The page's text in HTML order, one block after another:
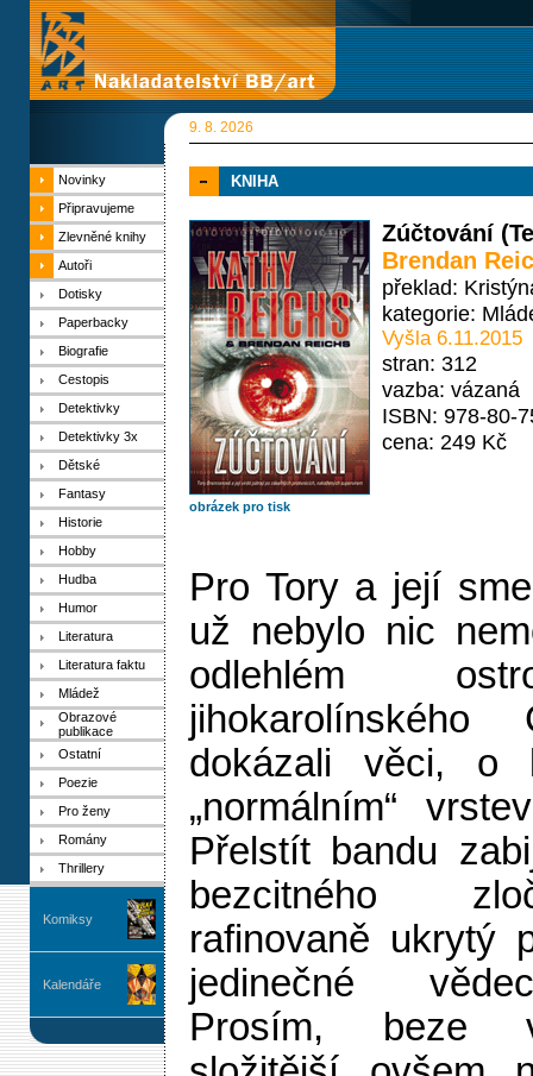
9. 8. 2026
Novinky
Připravujeme
Zlevněné knihy
Autoři
Dotisky
Paperbacky
Biografie
Cestopis
Detektivky
Detektivky 3x
Dětské
Fantasy
Historie
Hobby
Hudba
Humor
Literatura
Literatura faktu
Mládež
Obrazové
publikace
Ostatní
Poezie
Pro ženy
Romány
Thrillery
Komiksy
Kalendáře
KNIHA
obrázek pro tisk
Zúčtování
Brendan
překlad:
kategorie:
Vyšla 6.11.2015
stran: 312
vazba: vázaná
ISBN: 978-80-
cena: 249 Kč
Pro Tory a její
už nebylo nic
odlehlém
jihokarolínského
dokázali věci, o
„normálním“
Přelstít bandu
bezcitného
rafinovaně ukrytý
jedinečné
Prosím, beze